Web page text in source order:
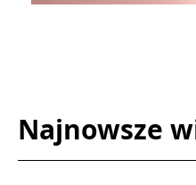
Najnowsze